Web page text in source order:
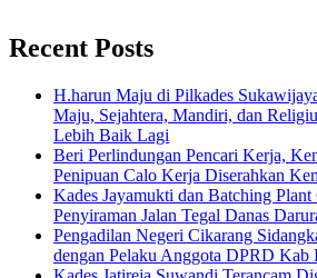
Recent Posts
H.harun Maju di Pilkades
Maju, Sejahtera, Mandiri, dan
Lebih Baik Lagi
Beri Perlindungan Pencari Kerja,
Penipuan Calo Kerja Diserahkan
Kades Jayamukti dan Batching
Penyiraman Jalan Tegal Danas
Pengadilan Negeri Cikarang
dengan Pelaku Anggota DPRD Kab